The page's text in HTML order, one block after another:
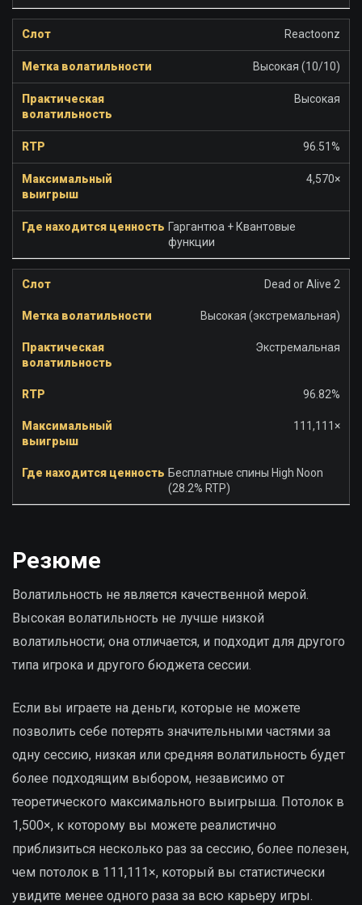
Reactoonz
Высокая (10/10)
Высокая
96.51%
4,570×
Гаргантюа + Квантовые
функции
Dead or Alive 2
Высокая (экстремальная)
Экстремальная
96.82%
111,111×
Бесплатные спины High Noon
(28.2% RTP)
Резюме
Волатильность не является качественной мерой.
Высокая волатильность не лучше низкой
волатильности; она отличается, и подходит для другого
типа игрока и другого бюджета сессии.
Если вы играете на деньги, которые не можете
позволить себе потерять значительными частями за
одну сессию, низкая или средняя волатильность будет
более подходящим выбором, независимо от
теоретического максимального выигрыша. Потолок в
1,500×, к которому вы можете реалистично
приблизиться несколько раз за сессию, более полезен,
чем потолок в 111,111×, который вы статистически
увидите менее одного раза за всю карьеру игры.